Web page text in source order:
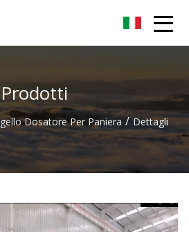
Prodotti
Dosatore Per Paniera / Dettagli